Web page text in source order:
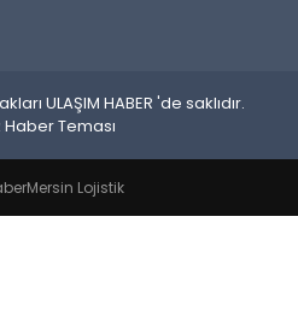
ULAŞIM HABER 'de saklıdır.
Teması
Mersin Lojistik